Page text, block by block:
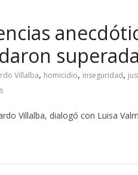
Villalba, homicidio, inseguridad,
Villalba, dialogó con Luisa